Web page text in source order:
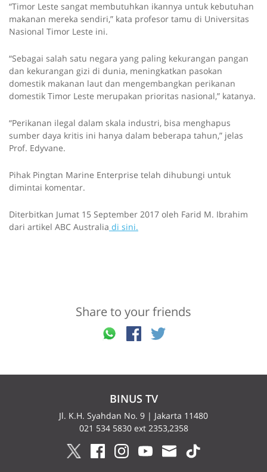
“Timor Leste sangat membutuhkan ikannya untuk kebutuhan
makanan mereka sendiri,” kata profesor tamu di Universitas
Nasional Timor Leste ini.
“Sebagai salah satu negara yang paling kekurangan pangan
dan kekurangan gizi di dunia, meningkatkan pasokan
domestik makanan laut dan mengembangkan perikanan
domestik Timor Leste merupakan prioritas nasional,” katanya.
“Perikanan ilegal dalam skala industri, bisa menghapus
sumber daya kritis ini hanya dalam beberapa tahun,” jelas
Prof. Edyvane.
Pihak Pingtan Marine Enterprise telah dihubungi untuk
dimintai komentar.
Diterbitkan Jumat 15 September 2017 oleh Farid M. Ibrahim
dari artikel ABC Australia di sini.
Share to your friends
BINUS TV
Jl. K.H. Syahdan No. 9 | Jakarta 11480
021 534 5830 ext 2353,2358